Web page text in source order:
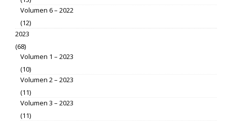
Volumen 6 – 2022
(12)
2023
(68)
Volumen 1 – 2023
(10)
Volumen 2 – 2023
(11)
Volumen 3 – 2023
(11)